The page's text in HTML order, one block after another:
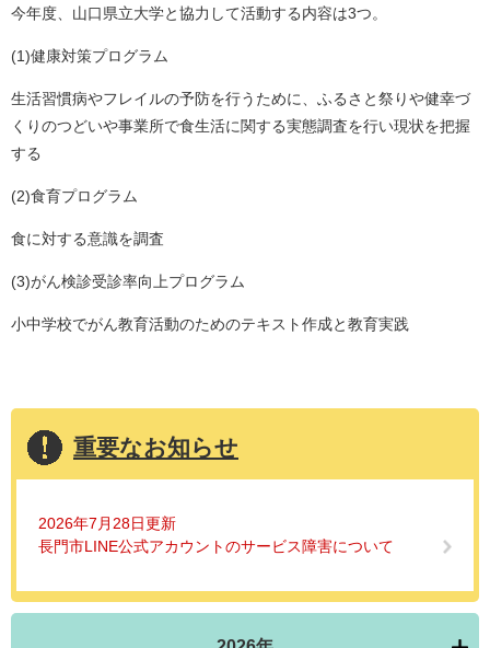
今年度、山口県立大学と協力して活動する内容は3つ。
(1)健康対策プログラム
生活習慣病やフレイルの予防を行うために、ふるさと祭りや健幸づ
くりのつどいや事業所で食生活に関する実態調査を行い現状を把握
する
(2)食育プログラム
食に対する意識を調査
(3)がん検診受診率向上プログラム
小中学校でがん教育活動のためのテキスト作成と教育実践
重要なお知らせ
2026年7月28日更新
長門市LINE公式アカウントのサービス障害について